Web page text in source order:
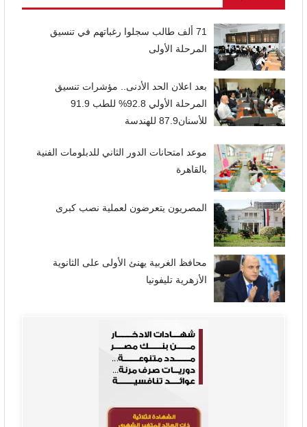
71 ألف طالب سجلوا رغباتهم في تنسيق
المرحلة الأولى
بعد اعلان الحد الأدنى.. مؤشرات تنسيق
المرحلة الأولي 92.8% للطب 91.9
للأسنان87.9 للهندسة
موعد امتحانات الدور الثاني للدبلومات الفنية
بالقاهرة
المصريون يتعرضون لعملية نصب كبرى
محافظ الغربية يهنئ الأولى على الثانوية
الأزهرية تليفونيا